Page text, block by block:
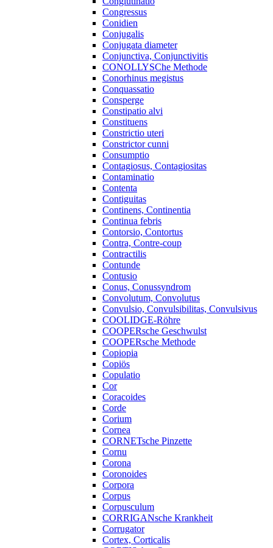
Congressus
Conidien
Conjugalis
Conjugata diameter
Conjunctiva, Conjunctivitis
CONOLLYSChe Methode
Conorhinus megistus
Conquassatio
Consperge
Constipatio alvi
Constituens
Constrictio uteri
Constrictor cunni
Consumptio
Contagiosus, Contagiositas
Contaminatio
Contenta
Contiguitas
Continens, Continentia
Continua febris
Contorsio, Contortus
Contra, Contre-coup
Contractilis
Contunde
Contusio
Conus, Conussyndrom
Convolutum, Convolutus
Convulsio, Convulsibilitas, Convulsivus
COOLIDGE-Röhre
COOPERsche Geschwulst
COOPERsche Methode
Copiopia
Copiös
Copulatio
Cor
Coracoides
Corde
Corium
Cornea
CORNETsche Pinzette
Cornu
Corona
Coronoides
Corpora
Corpus
Corpusculum
CORRIGANsche Krankheit
Corrugator
Cortex, Corticalis